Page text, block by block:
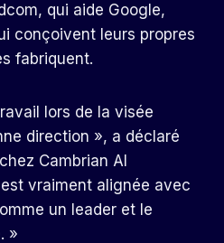
qui aide Google,
conçoivent leurs propres
fabriquent.
lors de la visée
direction », a déclaré
Cambrian AI
vraiment alignée avec
un leader et le
»